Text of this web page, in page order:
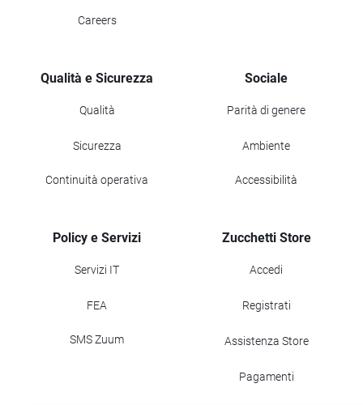
Careers
Qualità e Sicurezza
Qualità
Sicurezza
Continuità operativa
Sociale
Parità di genere
Ambiente
Accessibilità
Policy e Servizi
Servizi IT
FEA
SMS Zuum
Zucchetti Store
Accedi
Registrati
Assistenza Store
Pagamenti